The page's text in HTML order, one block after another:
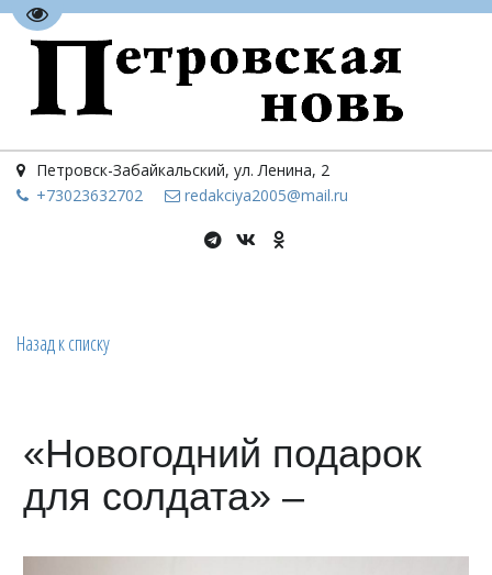
Перейти на версию для слабовидящих
Петровск-Забайкальский, ул. Ленина, 2
+73023632702 redakciya2005@mail.ru
Назад к списку
«Новогодний подарок
для солдата» –